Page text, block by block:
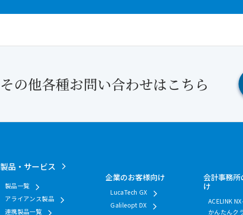
その他各種お問い合わせはこちら
製品・サービス
製品一覧
アライアンス製品
連携製品一覧
企業のお客様向け
LucaTech GX
Galileopt DX
会計事務
け
ACELINK
かんたんク